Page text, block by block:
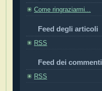
Come ringraziarmi...
Feed degli articoli
RSS
Feed dei commenti
RSS